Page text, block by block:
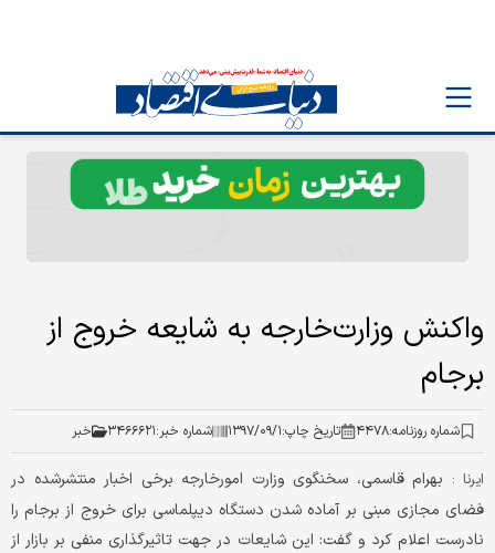
واکنش وزارت‌خارجه به شایعه خروج از
برجام
شماره روزنامه:۴۴۷۸ تاریخ چاپ:۱۳۹۷/۰۹/۱ شماره خبر:۳۴۶۶۶۲۱ خبر
ایرنا : بهرام قاسمی، سخنگوی وزارت امورخارجه برخی اخبار منتشرشده در
فضای مجازی مبنی بر آماده شدن دستگاه دیپلماسی برای خروج از برجام را
نادرست اعلام کرد و گفت: این شایعات در جهت تاثیرگذاری منفی بر بازار از